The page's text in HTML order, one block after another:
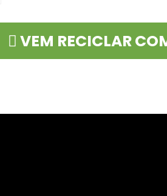
VEM RECICLAR